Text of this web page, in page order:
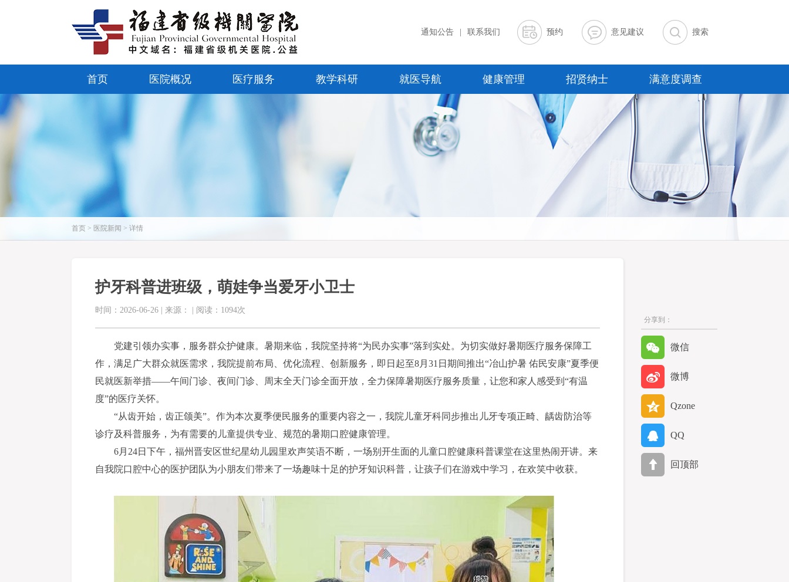
通知公告 联系我们 预约 意见建议 搜索
首页 医院概况 医疗服务 教学科研 就医导航 健康管理 招贤纳士 满意度调查
首页 > 医院新闻 > 详情
分享到：
微信
微博
Qzone
QQ
回顶部
护牙科普进班级，萌娃争当爱牙小卫士
时间：2026-06-26 | 来源： | 阅读：1094次
党建引领办实事，服务群众护健康。暑期来临，我院坚持将“为民办实事”落到实处。为切实做好暑期医疗服务保障工
作，满足广大群众就医需求，我院提前布局、优化流程、创新服务，即日起至8月31日期间推出“冶山护暑 佑民安康”夏季便
民就医新举措——午间门诊、夜间门诊、周末全天门诊全面开放，全力保障暑期医疗服务质量，让您和家人感受到“有温
度”的医疗关怀。
“从齿开始，齿正颌美”。作为本次夏季便民服务的重要内容之一，我院儿童牙科同步推出儿牙专项正畸、龋齿防治等
诊疗及科普服务，为有需要的儿童提供专业、规范的暑期口腔健康管理。
6月24日下午，福州晋安区世纪星幼儿园里欢声笑语不断，一场别开生面的儿童口腔健康科普课堂在这里热闹开讲。来
自我院口腔中心的医护团队为小朋友们带来了一场趣味十足的护牙知识科普，让孩子们在游戏中学习，在欢笑中收获。